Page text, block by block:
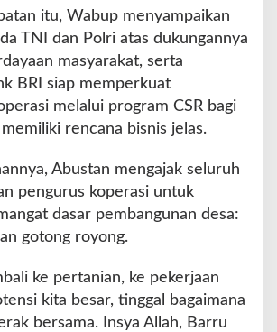
itu, Wabup menyampaikan
TNI dan Polri atas dukungannya
masyarakat, serta
BRI siap memperkuat
melalui program CSR bagi
rencana bisnis jelas.
Abustan mengajak seluruh
pengurus koperasi untuk
dasar pembangunan desa:
gotong royong.
ke pertanian, ke pekerjaan
kita besar, tinggal bagaimana
bersama. Insya Allah, Barru